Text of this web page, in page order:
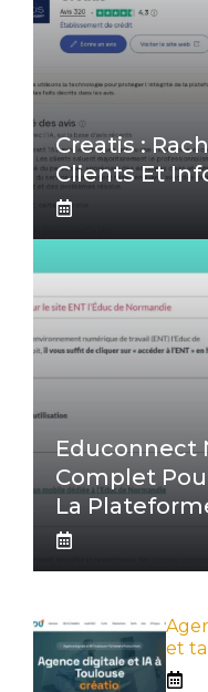
Creatis :
Clients Et
Educonnect
Complet
La
et